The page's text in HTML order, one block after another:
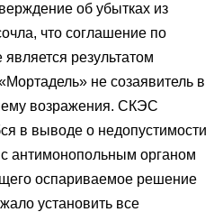
об убытках из
что соглашение по
результатом
не созаявитель в
возражения. СКЭС
в выводе о недопустимости
антимонопольным органом
оспариваемое решение
установить все